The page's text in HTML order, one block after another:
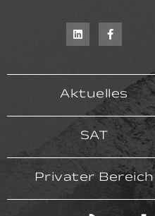
Aktuelles
SAT
Privater Bereich